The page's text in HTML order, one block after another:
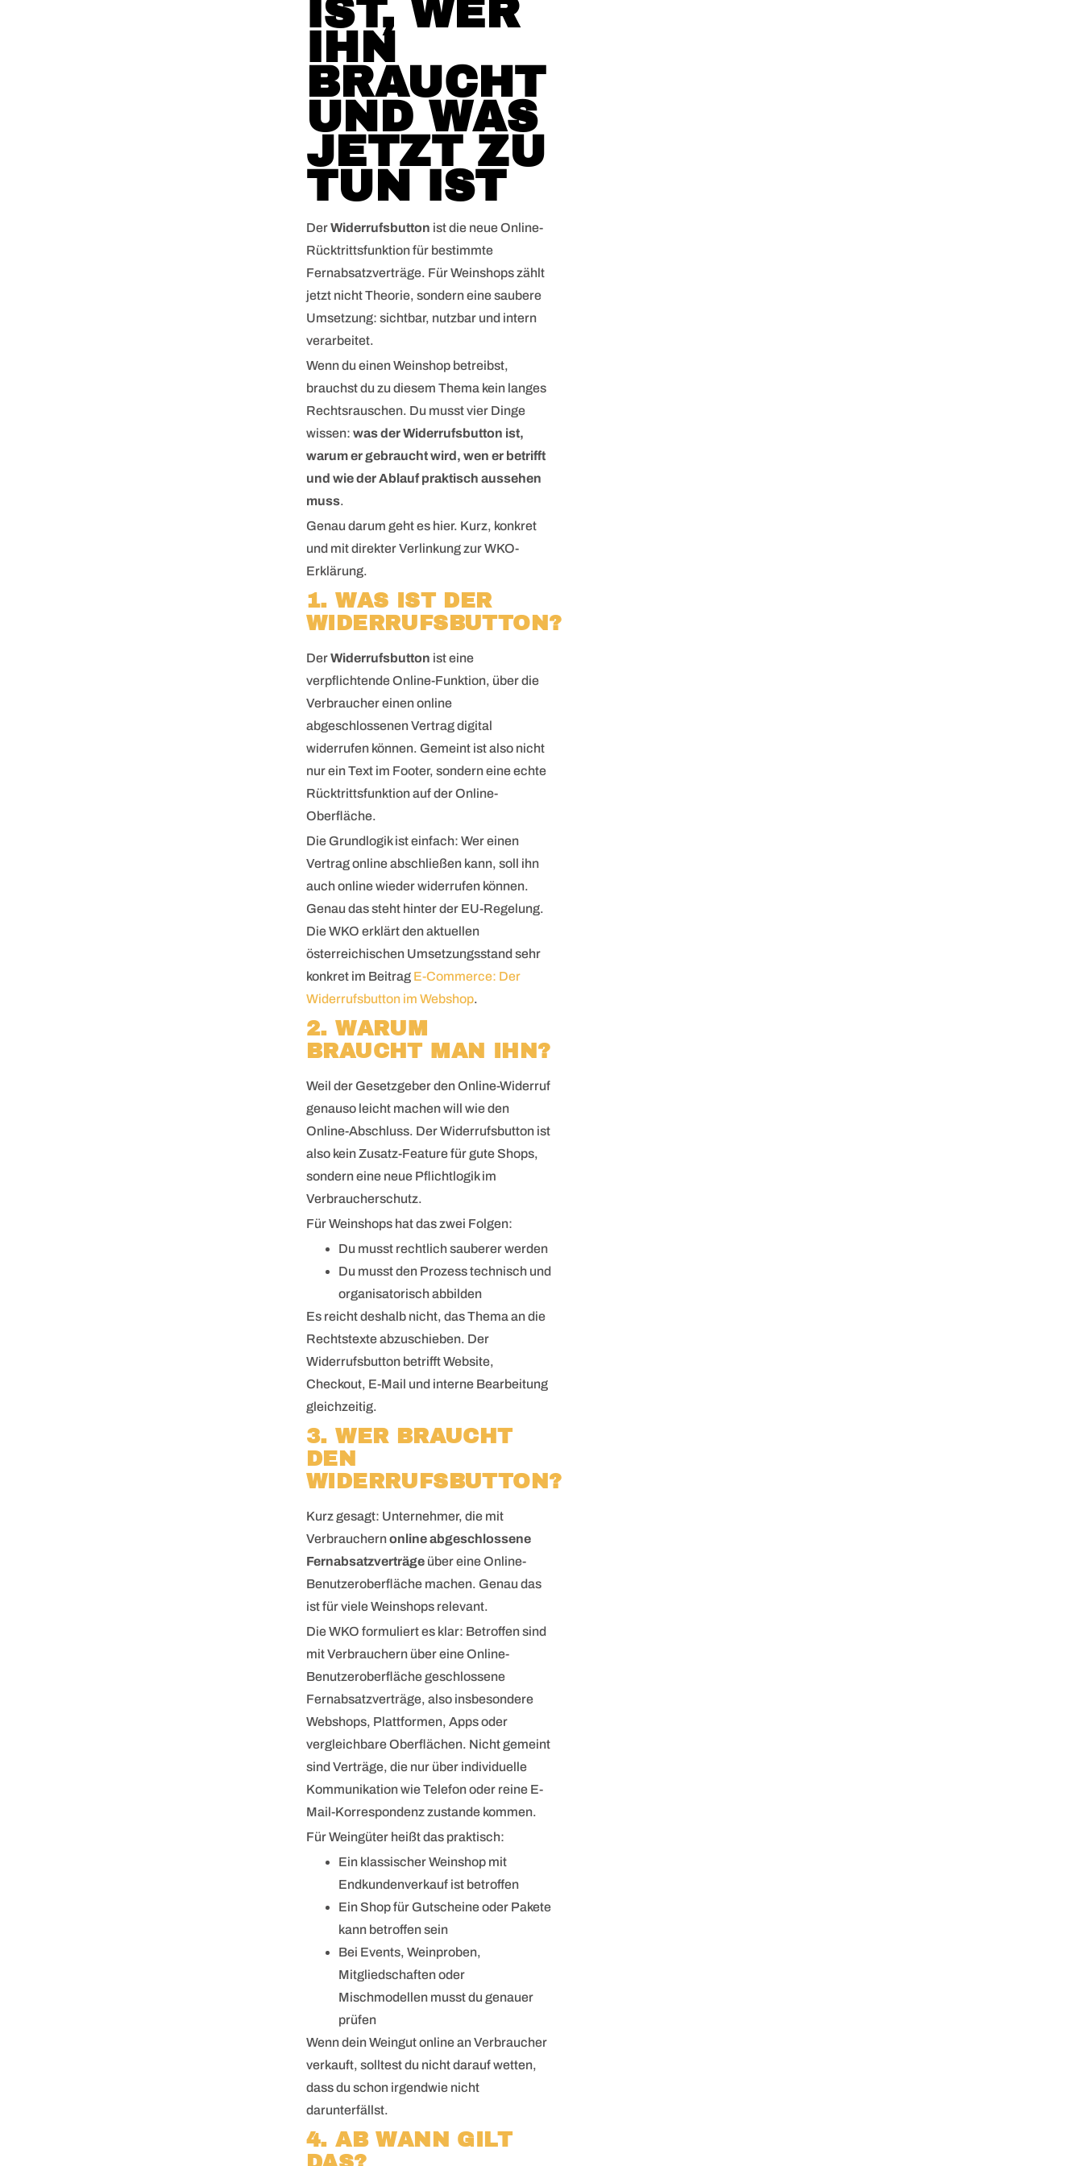
IST, WER
IHN
BRAUCHT
UND WAS
JETZT ZU
TUN IST
DerWiderrufsbutton ist die neue Online-
Rücktrittsfunktion für bestimmte
Fernabsatzverträge. Für Weinshops zählt
jetzt nicht Theorie, sondern eine saubere
Umsetzung: sichtbar, nutzbar und intern
verarbeitet.
Wenn du einen Weinshop betreibst,
brauchst du zu diesem Thema kein langes
Rechtsrauschen. Du musst vier Dinge
wissen: was der Widerrufsbutton ist,
warum er gebraucht wird, wen er betrifft
und wie der Ablauf praktisch aussehen
muss.
Genau darum geht es hier. Kurz, konkret
und mit direkter Verlinkung zur WKO-
Erklärung.
1. WAS IST DER
WIDERRUFSBUTTON?
DerWiderrufsbutton ist eine
verpflichtende Online-Funktion, über die
Verbraucher einen online
abgeschlossenen Vertrag digital
widerrufen können. Gemeint ist also nicht
nur ein Text im Footer, sondern eine echte
Rücktrittsfunktion auf der Online-
Oberfläche.
Die Grundlogik ist einfach: Wer einen
Vertrag online abschließen kann, soll ihn
auch online wieder widerrufen können.
Genau das steht hinter der EU-Regelung.
Die WKO erklärt den aktuellen
österreichischen Umsetzungsstand sehr
konkret im Beitrag E-Commerce: Der
Widerrufsbutton im Webshop.
2. WARUM
BRAUCHT MAN IHN?
Weil der Gesetzgeber den Online-Widerruf
genauso leicht machen will wie den
Online-Abschluss. Der Widerrufsbutton ist
also kein Zusatz-Feature für gute Shops,
sondern eine neue Pflichtlogik im
Verbraucherschutz.
Für Weinshops hat das zwei Folgen:
Du musst rechtlich sauberer werden
Du musst den Prozess technisch und
organisatorisch abbilden
Es reicht deshalb nicht, das Thema an die
Rechtstexte abzuschieben. Der
Widerrufsbutton betrifft Website,
Checkout, E-Mail und interne Bearbeitung
gleichzeitig.
3. WER BRAUCHT
DEN
WIDERRUFSBUTTON?
Kurz gesagt: Unternehmer, die mit
Verbrauchernonline abgeschlossene
Fernabsatzverträge über eine Online-
Benutzeroberfläche machen. Genau das
ist für viele Weinshops relevant.
Die WKO formuliert es klar: Betroffen sind
mit Verbrauchern über eine Online-
Benutzeroberfläche geschlossene
Fernabsatzverträge, also insbesondere
Webshops, Plattformen, Apps oder
vergleichbare Oberflächen. Nicht gemeint
sind Verträge, die nur über individuelle
Kommunikation wie Telefon oder reine E-
Mail-Korrespondenz zustande kommen.
Für Weingüter heißt das praktisch:
Ein klassischer Weinshop mit
Endkundenverkauf ist betroffen
Ein Shop für Gutscheine oder Pakete
kann betroffen sein
Bei Events, Weinproben,
Mitgliedschaften oder
Mischmodellen musst du genauer
prüfen
Wenn dein Weingut online an Verbraucher
verkauft, solltest du nicht darauf wetten,
dass du schon irgendwie nicht
darunterfällst.
4. AB WANN GILT